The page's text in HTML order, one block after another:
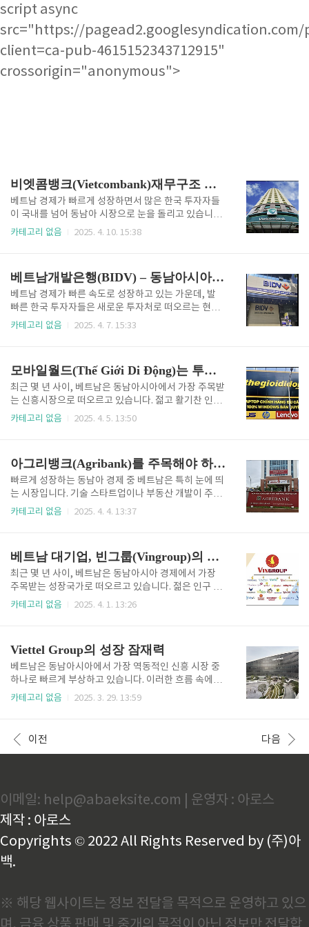
script async
src="https://
client=ca-pub-4615152343712915"
crossorigin="anonymous">
비엣콤뱅크(Vietcombank)재무구조 등 투자 매력 분석
베트남 경제가 빠르게 성장하면서 많은 한국 투자자들
이 국내를 넘어 동남아 시장으로 눈을 돌리고 있습니다.
그 중에서도 단연 눈에 띄는 기업이 있으니, 바로 비엣
안정적인 수익성과 정부의 강력한 지원, 그리고 디지털
전환에 대한 선도적인 전략으로 인해 한국인 투자자들
사이에서 주목받고 있습니다. 이번 블로그에서는 한국
투자자의 시선에서 비엣콤뱅크의 장점을 구체적으로
살펴보며, 왜 이 기업이 베트남 시장 진출을 고려하는
하나는 바로 견고한 재..
카테고리 없음 2025. 4. 10. 15:38
베트남개발은행(BIDV) – 동남아시아 금융시장의 숨은 강자
베트남 경제가 빠른 속도로 성장하고 있는 가운데, 발
빠른 한국 투자자들은 새로운 투자처로 떠오르는 현지
금융기관에 관심을 기울이고 있습니다. 그 중에서도 베
그리고 한-베트남 경제 협력 확대 속에서 BIDV는 단순
한 현지 은행 그 이상으로 평가받고 있습니다. 이번 포
스트에서는 한국인 투자자의 시선에서 BIDV의 강점을
분석하며, 왜 이 은행이 베트남 시장 진출의 전략적 교
두보가 될 수 있는지 살펴보겠습니다.1. 정부 지원 기반
는 베트남 4대 ..
카테고리 없음 2025. 4. 7. 15:33
모바일월드(Thế Giới Di Động)는 투자 관점
최근 몇 년 사이, 베트남은 동남아시아에서 가장 주목받
는 신흥시장으로 떠오르고 있습니다. 젊고 활기찬 인구
구성, 증가하는 중산층, 디지털 전환 가속화 등 다양한
업 중 하나인 모바일월드(Mobile World Investment
Corporation / Thế Giới Di Động)는 특히 눈에 띄는
존재입니다. 역동적인 소비 시장에 익숙한 한국인 투자
자의 시각에서 보면, 모바일월드의 성장 스토리는 놀라
울 뿐 아니라 낯설지 않게 느껴집니다. 그래서 더 주목
카테고리 없음 2025. 4. 5. 13:50
아그리뱅크(Agribank)를 주목해야 하는 이유
빠르게 성장하는 동남아 경제 중 베트남은 특히 눈에 띄
는 시장입니다. 기술 스타트업이나 부동산 개발이 주목
을 많이 받지만, 장기적이고 안정적인 수익을 원하는 투
깊은 뿌리와 안정된 성장 기반을 갖춘 기관으로, 지속
가능하고 실질적인 장기 투자를 고려하는 한국 투자자
에게 매우 매력적인 대상입니다.1. 베트남 농업·농촌 금
융의 절대 강자아그리뱅크는 단순한 상업은행이 아닙
니다. 베트남의 농업과 농촌 개발을 위한 핵심 금융기관
과 거래소를 보..
카테고리 없음 2025. 4. 4. 13:37
베트남 대기업, 빈그룹(Vingroup)의 잠재력
최근 몇 년 사이, 베트남은 동남아시아 경제에서 가장
주목받는 성장국가로 떠오르고 있습니다. 젊은 인구 구
성, 증가하는 중산층, 외국인 투자에 대한 개방성 덕분
업체로 시작해 현재는 자동차, 기술, 의료, 교육, 유통
등 다양한 분야를 아우르는 대기업으로 성장한 이 기업
은 왜 한국 투자자에게 매력적인 걸까요? 지금부터 그
강점을 살펴보겠습니다.1. 고성장 산업 전반에 걸친 뛰
어난 사업 다각화빈그룹의 가장 큰 강점 중 하나는 베트
부동산(빈홈즈), 유통(빈컴 리테일), 헬스케어(빈멕),
교육..
카테고리 없음 2025. 4. 1. 13:26
Viettel Group의 성장 잠재력
베트남은 동남아시아에서 가장 역동적인 신흥 시장 중
하나로 빠르게 부상하고 있습니다. 이러한 흐름 속에서
많은 한국인 투자자들은 베트남 주요 기업들에 큰 관심
국영 통신회사로, 단순한 통신 사업을 넘어서 기술, 국
방, 핀테크, 전자상거래, 디지털 인프라 등 다양한 분야
이라는 세 가지 강점을 갖춘 매력적인 투자처입니다. 이
글에서는 왜 한국인 투자자들이 Viettel을 '숨겨진 보
석'으로 주목하고 있는지를 자세히 분석해보겠..
카테고리 없음 2025. 3. 29. 13:59
이전 다음
이메일: help@abaeksite.com | 운영자 : 아로스
제작 : 아로스
Copyrights © 2022 All Rights Reserved by (주)아
백.
※ 해당 웹사이트는 정보 전달을 목적으로 운영하고 있으